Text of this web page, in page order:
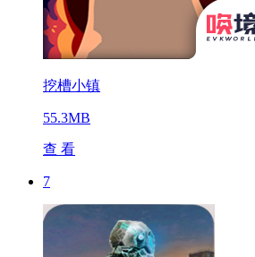
挖槽小镇
55.3MB
查 看
7